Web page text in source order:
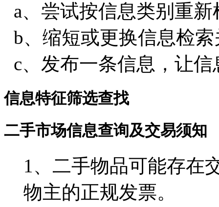
a、尝试按信息类别重
b、缩短或更换信息检
c、发布一条信息，让
信息特征筛选查找
二手市场信息查询及交易须知
1、二手物品可能存在
物主的正规发票。